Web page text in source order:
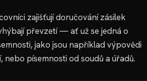
zajišťují doručování zásilek
převzetí — ať už se jedná o
jako jsou například výpovědi
nebo písemnosti od soudů a úřadů.